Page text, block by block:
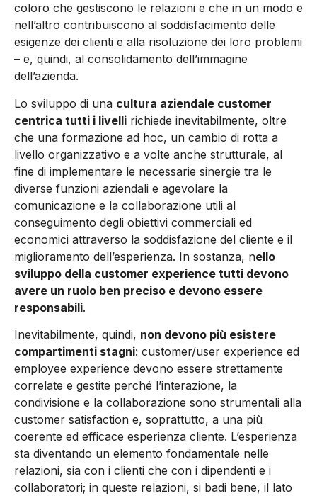
coloro che gestiscono le relazioni e che in un modo e
nell’altro contribuiscono al soddisfacimento delle
esigenze dei clienti e alla risoluzione dei loro problemi
– e, quindi, al consolidamento dell’immagine
dell’azienda.
Lo sviluppo di una cultura aziendale customer
centrica tutti i livelli richiede inevitabilmente, oltre
che una formazione ad hoc, un cambio di rotta a
livello organizzativo e a volte anche strutturale, al
fine di implementare le necessarie sinergie tra le
diverse funzioni aziendali e agevolare la
comunicazione e la collaborazione utili al
conseguimento degli obiettivi commerciali ed
economici attraverso la soddisfazione del cliente e il
miglioramento dell’esperienza. In sostanza, nello
sviluppo della customer experience tutti devono
avere un ruolo ben preciso e devono essere
responsabili.
Inevitabilmente, quindi, non devono più esistere
compartimenti stagni: customer/user experience ed
employee experience devono essere strettamente
correlate e gestite perché l’interazione, la
condivisione e la collaborazione sono strumentali alla
customer satisfaction e, soprattutto, a una più
coerente ed efficace esperienza cliente. L’esperienza
sta diventando un elemento fondamentale nelle
relazioni, sia con i clienti che con i dipendenti e i
collaboratori; in queste relazioni, si badi bene, il lato